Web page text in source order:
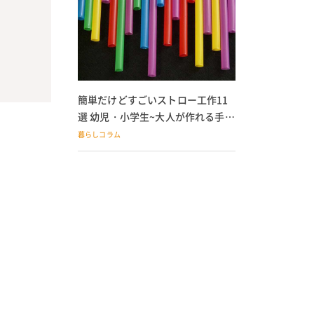
簡単だけどすごいストロー工作11
選 幼児・小学生~大人が作れる手作
りおもちゃ
暮らしコラム